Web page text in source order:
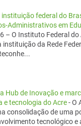
instituição federal do
Administrativos em
– O Instituto Federal do
da Rede
Hub de Inovação e
e tecnologia do Acre-O
consolidação de uma
tecnológico e